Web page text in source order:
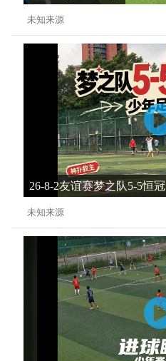
未知来源
26-8-2友谊赛梦之队5-5恒冠
未知来源